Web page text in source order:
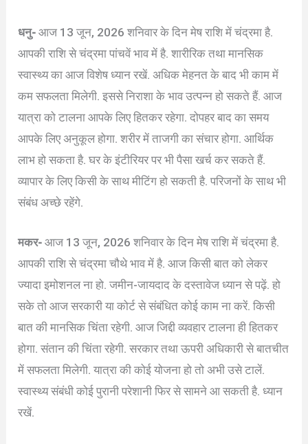
धनु- आज 13 जून, 2026 शनिवार के दिन मेष राशि में चंद्रमा है.
आपकी राशि से चंद्रमा पांचवें भाव में है. शारीरिक तथा मानसिक
स्वास्थ्य का आज विशेष ध्यान रखें. अधिक मेहनत के बाद भी काम में
कम सफलता मिलेगी. इससे निराशा के भाव उत्पन्न हो सकते हैं. आज
यात्रा को टालना आपके लिए हितकर रहेगा. दोपहर बाद का समय
आपके लिए अनुकूल होगा. शरीर में ताजगी का संचार होगा. आर्थिक
लाभ हो सकता है. घर के इंटीरियर पर भी पैसा खर्च कर सकते हैं.
व्यापार के लिए किसी के साथ मीटिंग हो सकती है. परिजनों के साथ भी
संबंध अच्छे रहेंगे.
मकर- आज 13 जून, 2026 शनिवार के दिन मेष राशि में चंद्रमा है.
आपकी राशि से चंद्रमा चौथे भाव में है. आज किसी बात को लेकर
ज्यादा इमोशनल ना हो. जमीन-जायदाद के दस्तावेज ध्यान से पढ़ें. हो
सके तो आज सरकारी या कोर्ट से संबंधित कोई काम ना करें. किसी
बात की मानसिक चिंता रहेगी. आज जिद्दी व्यवहार टालना ही हितकर
होगा. संतान की चिंता रहेगी. सरकार तथा ऊपरी अधिकारी से बातचीत
में सफलता मिलेगी. यात्रा की कोई योजना हो तो अभी उसे टालें.
स्वास्थ्य संबंधी कोई पुरानी परेशानी फिर से सामने आ सकती है. ध्यान
रखें.